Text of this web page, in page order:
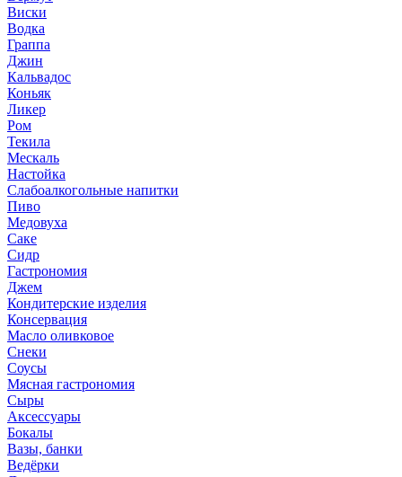
Виски
Водка
Граппа
Джин
Кальвадос
Коньяк
Ликер
Ром
Текила
Мескаль
Настойка
Слабоалкогольные напитки
Пиво
Медовуха
Саке
Сидр
Гастрономия
Джем
Кондитерские изделия
Консервация
Масло оливковое
Снеки
Соусы
Мясная гастрономия
Сыры
Аксессуары
Бокалы
Вазы, банки
Ведёрки